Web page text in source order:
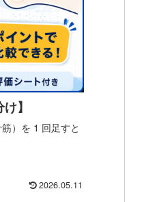
】
）を 1 回足すと
2026.05.11